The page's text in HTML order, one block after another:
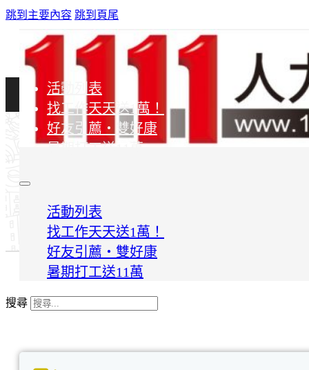
跳到主要內容 跳到頁尾
活動列表
找工作天天送1萬！
好友引薦・雙好康
暑期打工送11萬
活動列表
找工作天天送1萬！
好友引薦・雙好康
暑期打工送11萬
2025全國各大學《最夯系所短影音大賽》
搜尋